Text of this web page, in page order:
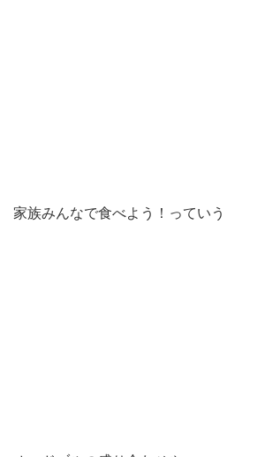
家族みんなで食べよう！っていう